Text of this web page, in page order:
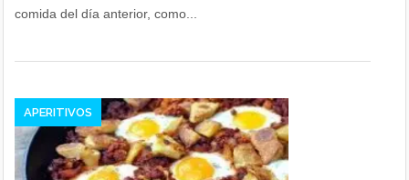
comida del día anterior, como...
APERITIVOS